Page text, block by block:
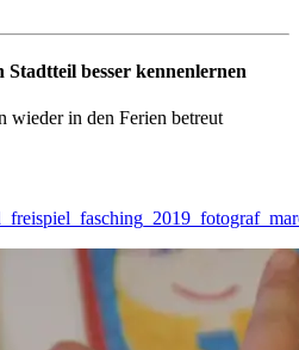
besser kennenlernen
wieder in den Ferien betreut